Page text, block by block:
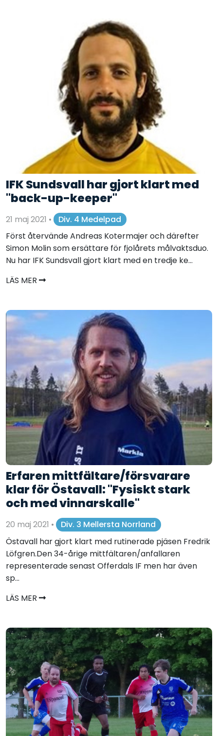
IFK Sundsvall har gjort klart med
"back-up-keeper"
21 maj 2021 •
Div. 4 Medelpad
Först återvände Andreas Kotermajer och därefter
Simon Molin som ersättare för fjolårets målvaktsduo.
Nu har IFK Sundsvall gjort klart med en tredje ke...
LÄS MER
Erfaren mittfältare/försvarare
klar för Östavall: "Fysiskt stark
och med vinnarskalle"
20 maj 2021 •
Div. 3 Mellersta Norrland
Östavall har gjort klart med rutinerade pjäsen Fredrik
Löfgren.Den 34-årige mittfältaren/anfallaren
representerade senast Offerdals IF men har även
sp...
LÄS MER